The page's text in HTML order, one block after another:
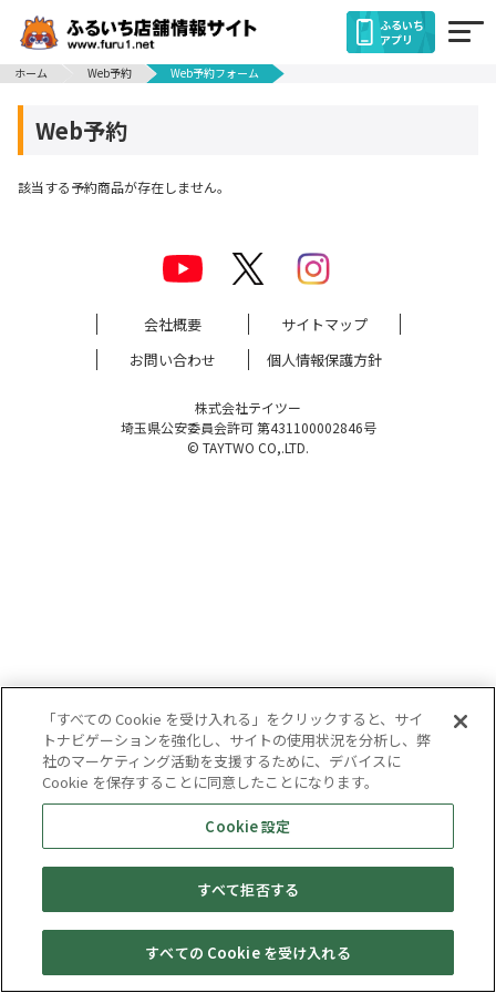
ふるいち
アプリ
ホーム
Web予約 Web予約フォーム
Web予約
該当する予約商品が存在しません。
会社概要
サイトマップ
お問い合わせ
個人情報保護方針
株式会社テイツー
埼玉県公安委員会許可 第431100002846号
© TAYTWO CO,.LTD.
キャンペーン 店舗一覧 Web予約 買取情報 宅配買取
「すべての Cookie を受け入れる」をクリックすると、サイ
トナビゲーションを強化し、サイトの使用状況を分析し、弊
社のマーケティング活動を支援するために、デバイスに
Cookie を保存することに同意したことになります。
Cookie 設定
すべて拒否する
すべての Cookie を受け入れる